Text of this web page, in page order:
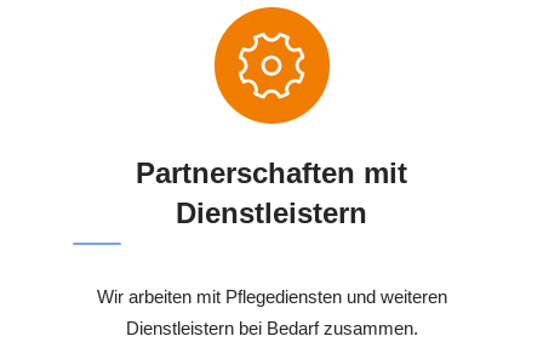
Partnerschaften mit
Dienstleistern
Wir arbeiten mit Pflegediensten und weiteren
Dienstleistern bei Bedarf zusammen.